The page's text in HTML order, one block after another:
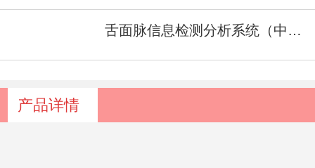
舌面脉信息检测分析系统（中医四诊仪）型号：SJ/ZJ-I
产品详情